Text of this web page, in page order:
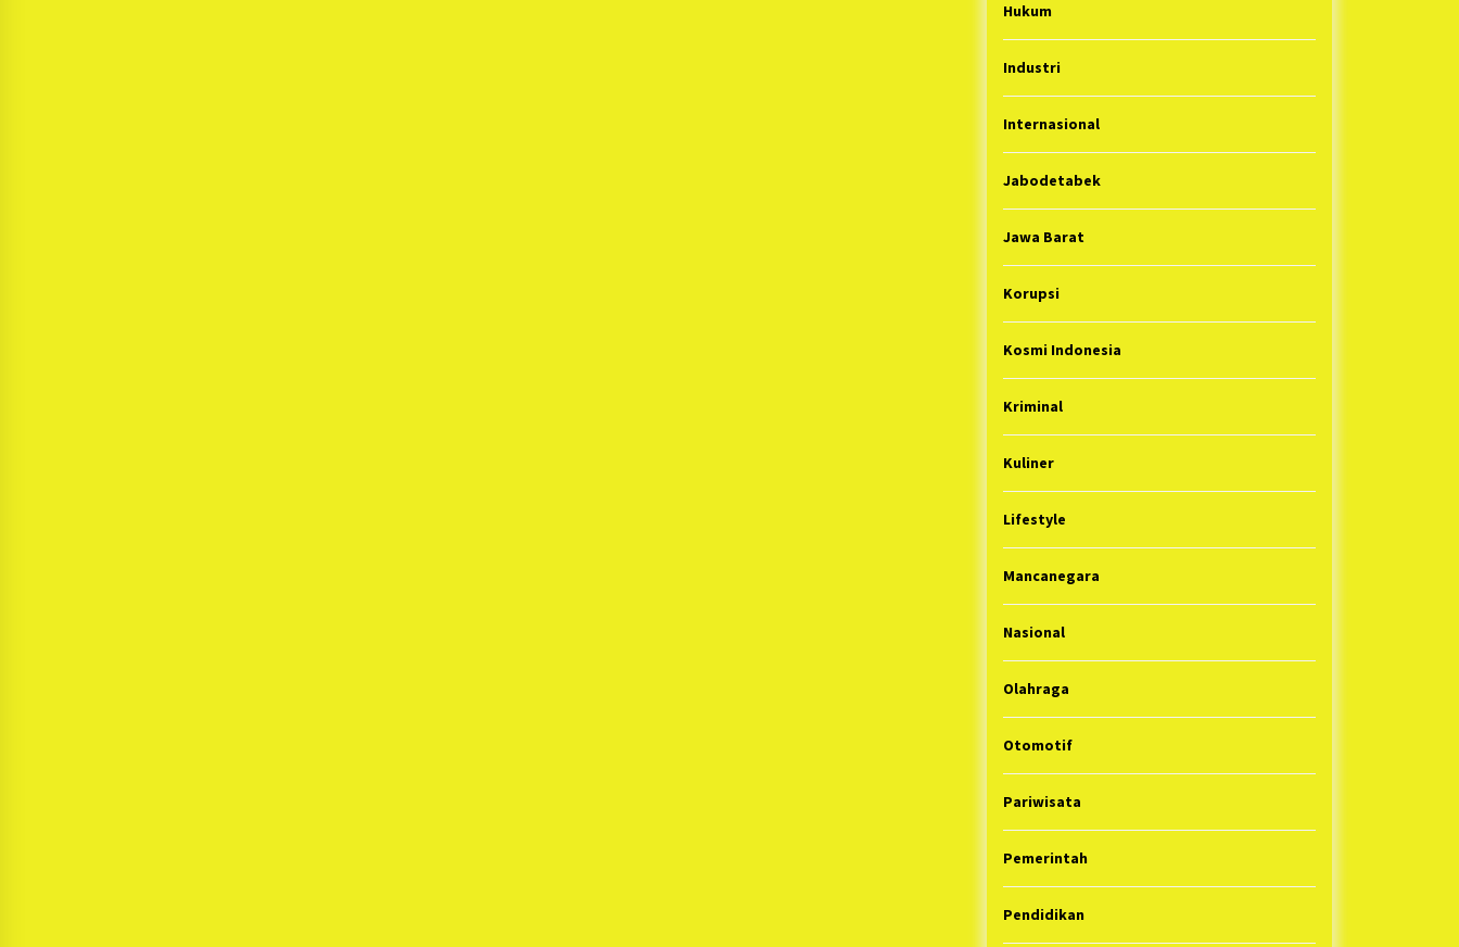
Hukum
Industri
Internasional
Jabodetabek
Jawa Barat
Korupsi
Kosmi Indonesia
Kriminal
Kuliner
Lifestyle
Mancanegara
Nasional
Olahraga
Otomotif
Pariwisata
Pemerintah
Pendidikan